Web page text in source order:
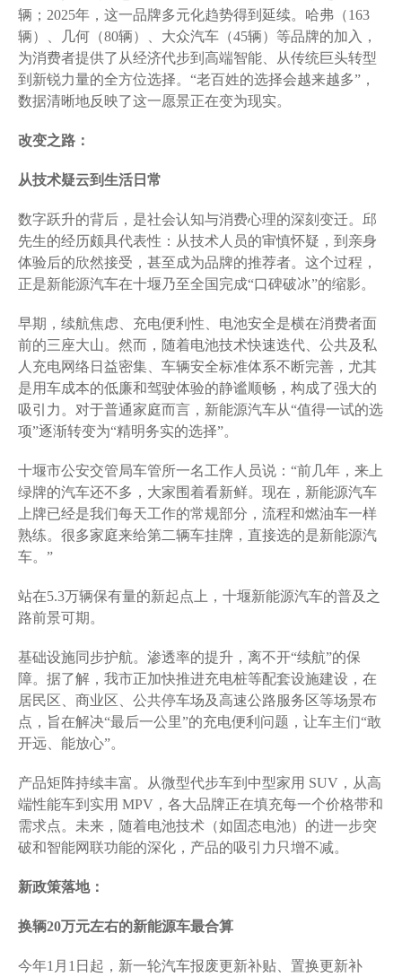
辆；2025年，这一品牌多元化趋势得到延续。哈弗（163
辆）、几何（80辆）、大众汽车（45辆）等品牌的加入，
为消费者提供了从经济代步到高端智能、从传统巨头转型
到新锐力量的全方位选择。“老百姓的选择会越来越多”，
数据清晰地反映了这一愿景正在变为现实。
改变之路：
从技术疑云到生活日常
数字跃升的背后，是社会认知与消费心理的深刻变迁。邱
先生的经历颇具代表性：从技术人员的审慎怀疑，到亲身
体验后的欣然接受，甚至成为品牌的推荐者。这个过程，
正是新能源汽车在十堰乃至全国完成“口碑破冰”的缩影。
早期，续航焦虑、充电便利性、电池安全是横在消费者面
前的三座大山。然而，随着电池技术快速迭代、公共及私
人充电网络日益密集、车辆安全标准体系不断完善，尤其
是用车成本的低廉和驾驶体验的静谧顺畅，构成了强大的
吸引力。对于普通家庭而言，新能源汽车从“值得一试的选
项”逐渐转变为“精明务实的选择”。
十堰市公安交管局车管所一名工作人员说：“前几年，来上
绿牌的汽车还不多，大家围着看新鲜。现在，新能源汽车
上牌已经是我们每天工作的常规部分，流程和燃油车一样
熟练。很多家庭来给第二辆车挂牌，直接选的是新能源汽
车。”
站在5.3万辆保有量的新起点上，十堰新能源汽车的普及之
路前景可期。
基础设施同步护航。渗透率的提升，离不开“续航”的保
障。据了解，我市正加快推进充电桩等配套设施建设，在
居民区、商业区、公共停车场及高速公路服务区等场景布
点，旨在解决“最后一公里”的充电便利问题，让车主们“敢
开远、能放心”。
产品矩阵持续丰富。从微型代步车到中型家用 SUV，从高
端性能车到实用 MPV，各大品牌正在填充每一个价格带和
需求点。未来，随着电池技术（如固态电池）的进一步突
破和智能网联功能的深化，产品的吸引力只增不减。
新政策落地：
换辆20万元左右的新能源车最合算
今年1月1日起，新一轮汽车报废更新补贴、置换更新补